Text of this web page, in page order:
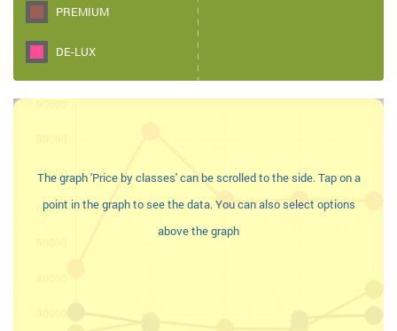
PREMIUM
DE-LUX
The graph 'Price by classes' can be scrolled to the side. Tap on a
point in the graph to see the data. You can also select options
above the graph